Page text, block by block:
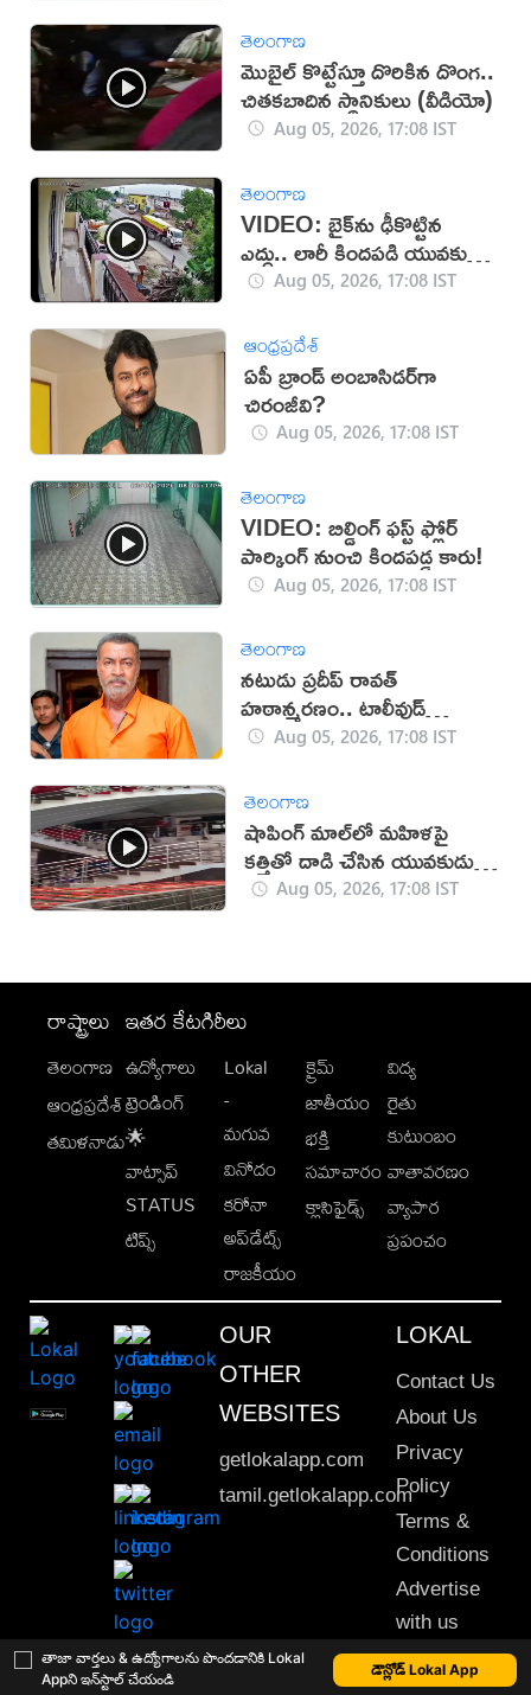
తాజా వార్తలు & ఉద్యోగాలను పొందడానికి Lokal
Appని ఇన్‌స్టాల్ చేయండి
డౌన్లోడ్ Lokal App
తెలంగాణ
మొబైల్ కొట్టేస్తూ దొరికిన దొంగ..
చితకబాదిన స్థానికులు (వీడియో)
Aug 05, 2026, 17:08 IST
తెలంగాణ
VIDEO: బైక్‌ను ఢీకొట్టిన
ఎద్దు.. లారీ కిందపడి యువకుడు
మృతి!Aug 05, 2026, 17:08 IST
ఆంధ్రప్రదేశ్
ఏపీ బ్రాండ్ అంబాసిడర్‌గా
చిరంజీవి?
Aug 05, 2026, 17:08 IST
తెలంగాణ
VIDEO: బిల్డింగ్ ఫస్ట్ ఫ్లోర్
పార్కింగ్ నుంచి కిందపడ్డ కారు!
Aug 05, 2026, 17:08 IST
తెలంగాణ
నటుడు ప్రదీప్ రావత్
హఠాన్మరణం.. టాలీవుడ్
స్పందనపై విమర్శలు
Aug 05, 2026, 17:08 IST
తెలంగాణ
షాపింగ్ మాల్‌లో మహిళపై
కత్తితో దాడి చేసిన యువకుడు
(వీడియో)
Aug 05, 2026, 17:08 IST
రాష్ట్రాలు
తెలంగాణ
ఆంధ్రప్రదేశ్
తమిళనాడు
ఇతర కేటగిరీలు
ఉద్యోగాలు
ట్రెండింగ్
🌟
వాట్సాప్
STATUS
టిప్స్
Lokal
-
మగువ
వినోదం
కరోనా
అప్‌డేట్స్
రాజకీయం
క్రైమ్
జాతీయం
భక్తి
సమాచారం
క్లాసిఫైడ్స్
విద్య
రైతు
కుటుంబం
వాతావరణం
వ్యాపార
ప్రపంచం
OUR
OTHER
WEBSITES
getlokalapp.com
tamil.getlokalapp.com
LOKAL
Contact Us
About Us
Privacy
Policy
Terms &
Conditions
Advertise
with us
Sitemap
This material may not be published, transmitted, rewritten or redistributed. © 2020 Lokal App. All rights reserved.